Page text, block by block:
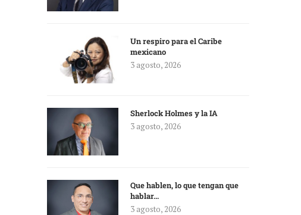
Un respiro para el Caribe
mexicano
3 agosto, 2026
Sherlock Holmes y la IA
3 agosto, 2026
Que hablen, lo que tengan que
hablar…
3 agosto, 2026